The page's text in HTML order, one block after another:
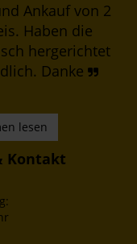
Ankauf von 2
Haben die
hergerichtet
Danke
lesen
Kontakt